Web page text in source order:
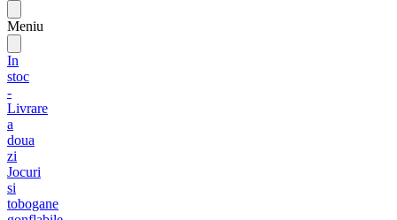
Meniu
In
stoc
-
Livrare
a
doua
zi
Jocuri
si
tobogane